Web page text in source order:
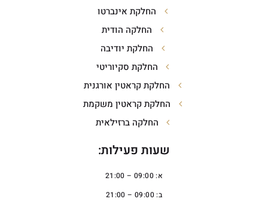
החלקת אינברטו
החלקה הודית
החלקת יודיבה
החלקת סקיוריטי
החלקת קראטין אורגנית
החלקת קראטין משקמת
החלקה ברזילאית
שעות פעילות:
א: 09:00 – 21:00
ב: 09:00 – 21:00